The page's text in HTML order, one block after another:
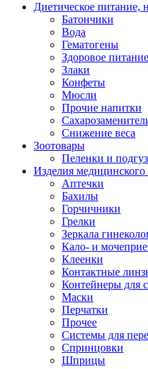
Диетическое питание,
Батончики
Вода
Гематогены
Здоровое питание
Злаки
Конфеты
Мюсли
Прочие напитки
Снижение веса
Зоотовары
Пеленки и
Изделия медицинского
Аптечки
Бахилы
Горчичники
Грелки
Зеркала
Кало- и
Клеенки
Контактные
Контейнеры для
Маски
Перчатки
Прочее
Системы для
Спринцовки
Шприцы